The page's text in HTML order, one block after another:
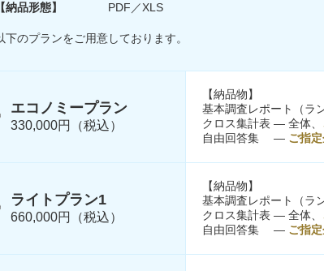
【納品形態】 PDF／XLS
下のプランをご用意しております。
エコノミープラン
330,000円（税込）
【納品物】
基本調査レポート（ラ
クロス集計表 ― 全体、
自由回答集 ― ご指
ライトプラン1
660,000円（税込）
【納品物】
基本調査レポート（ラ
クロス集計表 ― 全体、
自由回答集 ― ご指